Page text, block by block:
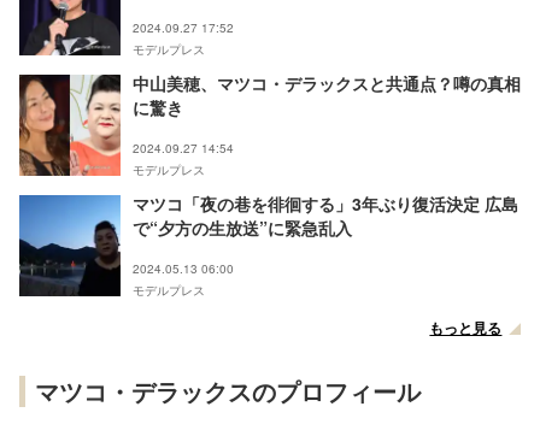
2024.09.27 17:52
モデルプレス
中山美穂、マツコ・デラックスと共通点？噂の真相
に驚き
2024.09.27 14:54
モデルプレス
マツコ「夜の巷を徘徊する」3年ぶり復活決定 広島
で“夕方の生放送”に緊急乱入
2024.05.13 06:00
モデルプレス
もっと見る
マツコ・デラックスのプロフィール